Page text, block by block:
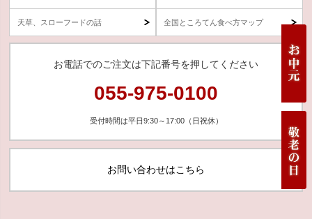
天草、スローフードの話 全国ところてん食べ方マップ
お電話でのご注文は下記番号を押してください
055-975-0100
受付時間は平日9:30～17:00（日祝休）
お問い合わせはこちら